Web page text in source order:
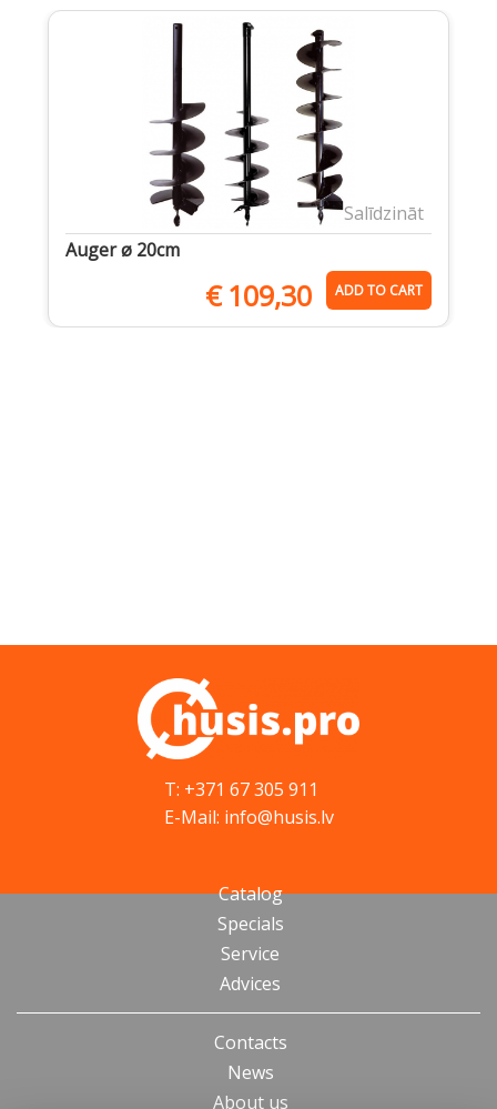
Salīdzināt
Auger ø 20cm
€109,30 ADD TO CART
T: +371 67 305 911
E-Mail: info@husis.lv
Catalog
Specials
Service
Advices
Contacts
News
About us